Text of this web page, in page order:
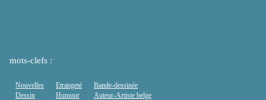
mots-clefs :
Nouvelles
Dessin
Etrangeté
Humour
Bande-dessinée
Auteur-Artiste belge